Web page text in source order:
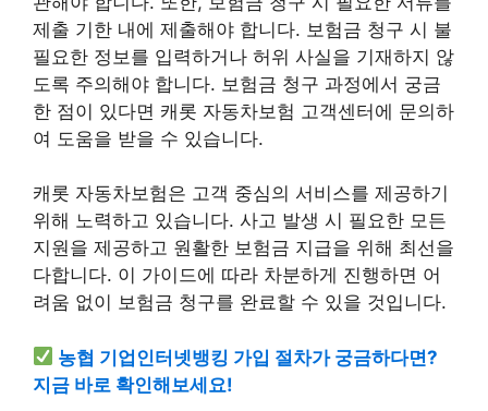
제출 기한 내에 제출해야 합니다. 보험금 청구 시 불
필요한 정보를 입력하거나 허위 사실을 기재하지 않
도록 주의해야 합니다. 보험금 청구 과정에서 궁금
한 점이 있다면 캐롯 자동차보험 고객센터에 문의하
여 도움을 받을 수 있습니다.
캐롯 자동차보험은 고객 중심의 서비스를 제공하기
위해 노력하고 있습니다. 사고 발생 시 필요한 모든
지원을 제공하고 원활한 보험금 지급을 위해 최선을
다합니다. 이 가이드에 따라 차분하게 진행하면 어
려움 없이 보험금 청구를 완료할 수 있을 것입니다.
농협 기업인터넷뱅킹 가입 절차가 궁금하다면?
지금 바로 확인해보세요!